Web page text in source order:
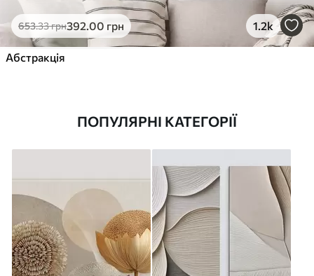
653.33грн392.00 грн 1.2k
Абстракція
ПОПУЛЯРНІ КАТЕГОРІЇ